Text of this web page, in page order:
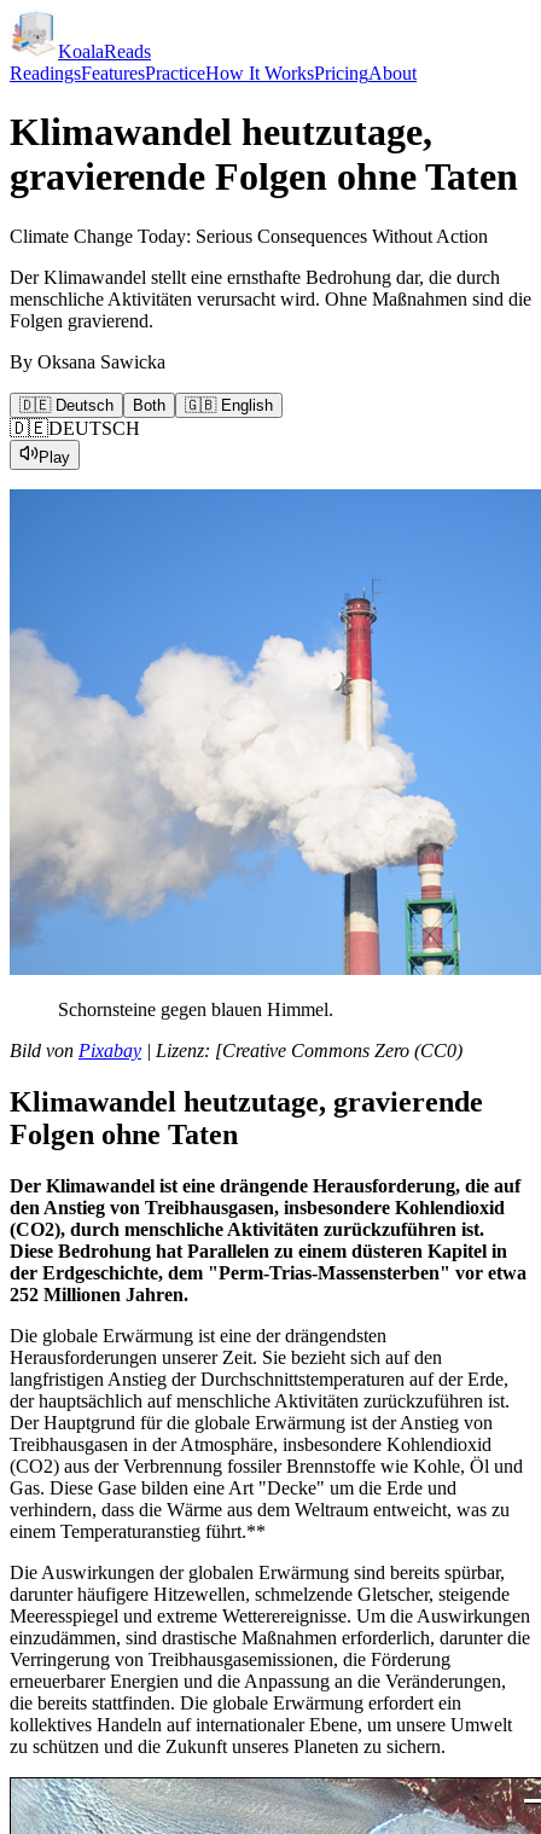
KoalaReads
ReadingsFeaturesPracticeHow It WorksPricingAbout
Klimawandel heutzutage,
gravierende Folgen ohne Taten
Climate Change Today: Serious Consequences Without Action
Der Klimawandel stellt eine ernsthafte Bedrohung dar, die durch
menschliche Aktivitäten verursacht wird. Ohne Maßnahmen sind die
Folgen gravierend.
By Oksana Sawicka
🇩🇪 Deutsch Both 🇬🇧 English
🇩🇪DEUTSCH
Play
Schornsteine gegen blauen Himmel.
Bild von Pixabay | Lizenz: [Creative Commons Zero (CC0)
Klimawandel heutzutage, gravierende
Folgen ohne Taten
Der Klimawandel ist eine drängende Herausforderung, die auf
den Anstieg von Treibhausgasen, insbesondere Kohlendioxid
(CO2), durch menschliche Aktivitäten zurückzuführen ist.
Diese Bedrohung hat Parallelen zu einem düsteren Kapitel in
der Erdgeschichte, dem "Perm-Trias-Massensterben" vor etwa
252 Millionen Jahren.
Die globale Erwärmung ist eine derdrängendsten
Herausforderungen unserer Zeit. Sie bezieht sich aufden
langfristigen Anstieg der Durchschnittstemperaturen auf der Erde,
der hauptsächlich aufmenschliche Aktivitäten zurückzuführen ist.
Der Hauptgrund fürdie globale Erwärmung ist der Anstieg von
Treibhausgasen in der Atmosphäre, insbesondere Kohlendioxid
(CO2) aus der Verbrennung fossiler Brennstoffe wie Kohle, Öl und
Gas. Diese Gase bilden eine Art "Decke" um die Erde und
verhindern, dass die Wärme aus dem Weltraum entweicht, was zu
einem Temperaturanstieg führt.**
Die Auswirkungen derglobalen Erwärmung sind bereits spürbar,
darunterhäufigere Hitzewellen, schmelzende Gletscher, steigende
Meeresspiegel und extreme Wetterereignisse. Um die Auswirkungen
einzudämmen, sind drastische Maßnahmen erforderlich, darunterdie
Verringerung von Treibhausgasemissionen, die Förderung
erneuerbarer Energien und die Anpassung an die Veränderungen,
die bereits stattfinden. Die globale Erwärmung erfordert ein
kollektives Handeln aufinternationalerEbene, um unsere Umwelt
zu schützen und die Zukunft unseres Planeten zu sichern.